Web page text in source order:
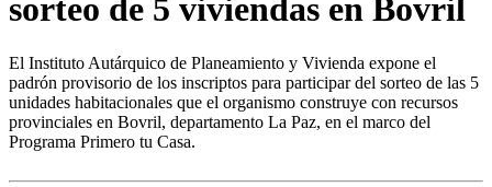
sorteo de 5 viviendas en Bovril
El Instituto Autárquico de Planeamiento y Vivienda expone el
padrón provisorio de los inscriptos para participar del sorteo de las 5
unidades habitacionales que el organismo construye con recursos
provinciales en Bovril, departamento La Paz, en el marco del
Programa Primero tu Casa.